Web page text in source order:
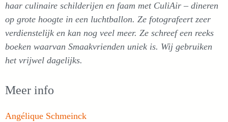
haar culinaire schilderijen en faam met CuliAir – dineren
op grote hoogte in een luchtballon. Ze fotografeert zeer
verdienstelijk en kan nog veel meer. Ze schreef een reeks
boeken waarvan Smaakvrienden uniek is. Wij gebruiken
het vrijwel dagelijks.
Meer info
Angélique Schmeinck